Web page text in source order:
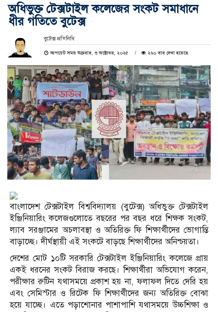
অধিভুক্ত টেক্সটাইল কলেজের সংকট সমাধানে
ধীর গতিতে বুটেক্স
বুটেক্স প্রতিনিধি
আপডেট সময় শুক্রবার, ৩ অক্টোবর, ২০২৫ ২৬০ বার দেখা হয়েছে
বাংলাদেশ টেক্সটাইল বিশ্ববিদ্যালয় (বুটেক্স) অধিভুক্ত টেক্সটাইল
ইঞ্জিনিয়ারিং কলেজগুলোতে বছরের পর বছর ধরে শিক্ষক সংকট,
ল্যাব সরঞ্জামের অচলাবস্থা ও অতিরিক্ত ফি শিক্ষার্থীদের ভোগান্তি
বাড়াচ্ছে। দীর্ঘস্থায়ী এই সংকটে বাড়ছে শিক্ষার্থীদের অনিশ্চয়তা।
দেশের মোট ১০টি সরকারি টেক্সটাইল ইঞ্জিনিয়ারিং কলেজে প্রায়
একই ধরনের সংকট বিরাজ করছে। শিক্ষার্থীরা অভিযোগ করেন,
পরীক্ষার রুটিন যথাসময়ে প্রকাশ হয় না, ফলাফল দিতে দেরি হয়
এবং সেমিস্টার ও রিটেক ফি শিক্ষার্থীদের জন্য অতিরিক্ত বোঝা
হয়ে যাচ্ছে। এতে পড়াশোনার পাশাপাশি যথাসময়ে উচ্চশিক্ষা ও